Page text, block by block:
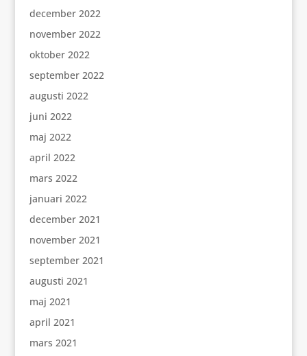
december 2022
november 2022
oktober 2022
september 2022
augusti 2022
juni 2022
maj 2022
april 2022
mars 2022
januari 2022
december 2021
november 2021
september 2021
augusti 2021
maj 2021
april 2021
mars 2021